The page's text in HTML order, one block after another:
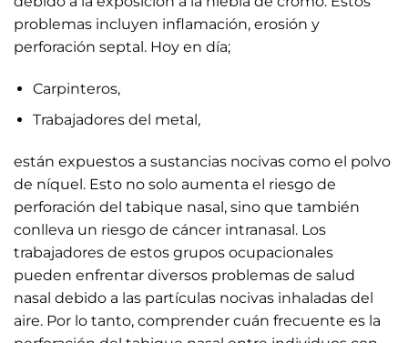
problemas incluyen inflamación, erosión y
perforación septal. Hoy en día;
Carpinteros,
Trabajadores del metal,
están expuestos a sustancias nocivas como el polvo
de níquel. Esto no solo aumenta el riesgo de
perforación del tabique nasal, sino que también
conlleva un riesgo de cáncer intranasal. Los
trabajadores de estos grupos ocupacionales
pueden enfrentar diversos problemas de salud
nasal debido a las partículas nocivas inhaladas del
aire. Por lo tanto, comprender cuán frecuente es la